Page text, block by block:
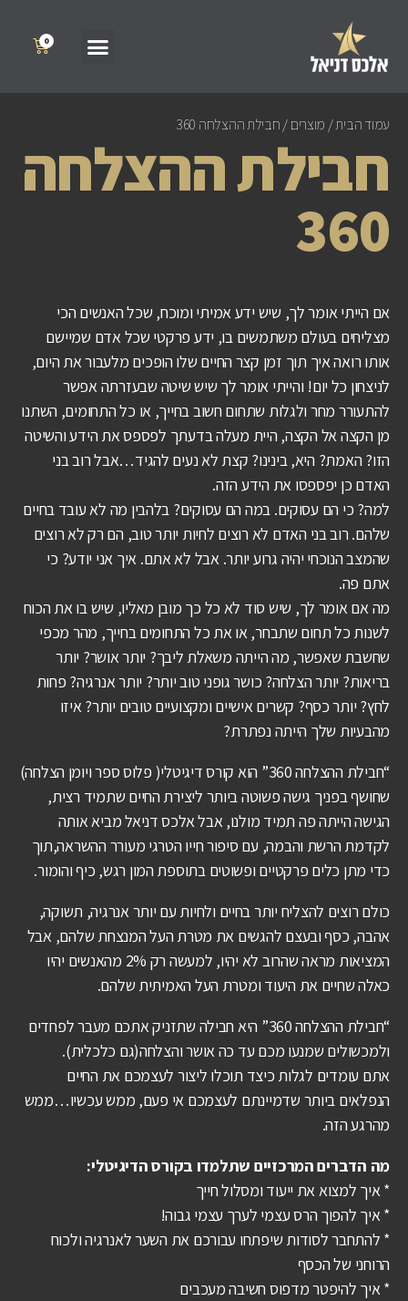
עמוד הבית/ מוצרים/ חבילת ההצלחה 360
חבילת ההצלחה
360
אם הייתי אומר לך, שיש ידע אמיתי ומוכח, שכל האנשים הכי
מצליחים בעולם משתמשים בו, ידע פרקטי שכל אדם שמיישם
אותו רואה איך תוך זמן קצר החיים שלו הופכים מלעבור את היום,
לניצחון כל יום! והייתי אומר לך שיש שיטה שבעזרתה אפשר
להתעורר מחר ולגלות שתחום חשוב בחייך, או כל התחומים, השתנו
מן הקצה אל הקצה, היית מעלה בדעתך לפספס את הידע והשיטה
הזו? האמת? היא, בינינו? קצת לא נעים להגיד…אבל רוב בני
האדם כן יפספסו את הידע הזה.
למה? כי הם עסוקים. במה הם עסוקים? בלהבין מה לא עובד בחיים
שלהם. רוב בני האדם לא רוצים לחיות יותר טוב, הם רק לא רוצים
שהמצב הנוכחי יהיה גרוע יותר. אבל לא אתם. איך אני יודע? כי
אתם פה.
מה אם אומר לך, שיש סוד לא כל כך מובן מאליו, שיש בו את הכוח
לשנות כל תחום שתבחר, או את כל התחומים בחייך, מהר מכפי
שחשבת שאפשר, מה הייתה משאלת ליבך? יותר אושר? יותר
בריאות? יותר הצלחה? כושר גופני טוב יותר? יותר אנרגיה? פחות
לחץ? יותר כסף? קשרים אישיים ומקצועיים טובים יותר? איזו
מהבעיות שלך הייתה נפתרת?
“חבילת ההצלחה 360” הוא קורס דיגיטלי( פלוס ספר ויומן הצלחה)
שחושף בפניך גישה פשוטה ביותר ליצירת החיים שתמיד רצית,
הגישה הייתה פה תמיד מולנו, אבל אלכס דניאל מביא אותה
לקדמת הרשת והבמה, עם סיפור חייו הטרגי מעורר ההשראה,תוך
כדי מתן כלים פרקטיים ופשוטים בתוספת המון רגש, כיף והומור.
כולם רוצים להצליח יותר בחיים ולחיות עם יותר אנרגיה, תשוקה,
אהבה, כסף ובעצם להגשים את מטרת העל המנצחת שלהם, אבל
המציאות מראה שהרוב לא יהיו, למעשה רק 2% מהאנשים יהיו
כאלה שחיים את היעוד ומטרת העל האמיתית שלהם.
“חבילת ההצלחה 360” היא חבילה שתזניק אתכם מעבר לפחדים
ולמכשולים שמנעו מכם עד כה אושר והצלחה(גם כלכלית).
אתם עומדים לגלות כיצד תוכלו ליצור לעצמכם את החיים
הנפלאים ביותר שדמיינתם לעצמכם אי פעם, ממש עכשיו…ממש
מהרגע הזה.
מה הדברים המרכזיים שתלמדו בקורס הדיגיטלי:
* איך למצוא את ייעוד ומסלול חייך
* איך להפוך הרס עצמי לערך עצמי גבוה!
* להתחבר לסודות שיפתחו עבורכם את השער לאנרגיה ולכוח
הרוחני של הכסף
* איך להיפטר מדפוס חשיבה מעכבים